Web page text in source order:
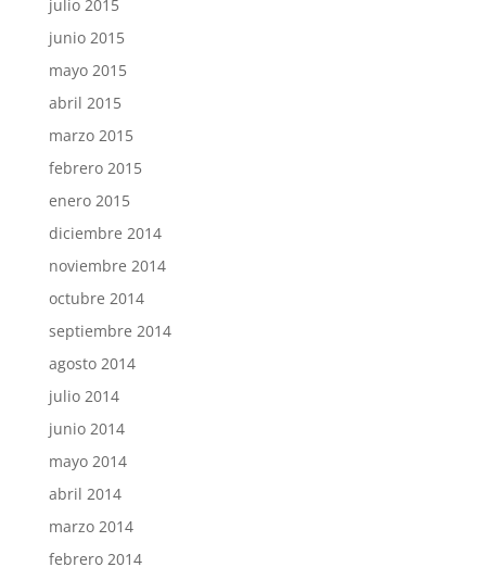
julio 2015
junio 2015
mayo 2015
abril 2015
marzo 2015
febrero 2015
enero 2015
diciembre 2014
noviembre 2014
octubre 2014
septiembre 2014
agosto 2014
julio 2014
junio 2014
mayo 2014
abril 2014
marzo 2014
febrero 2014